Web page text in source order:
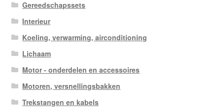
Gereedschapssets
Interieur
Koeling, verwarming, airconditioning
Lichaam
Motor - onderdelen en accessoires
Motoren, versnellingsbakken
Trekstangen en kabels